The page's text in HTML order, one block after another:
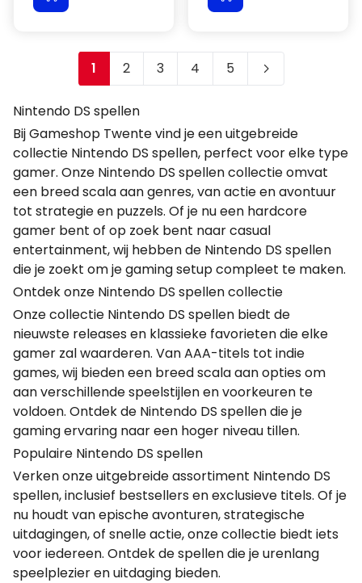
Je leest momenteel pagina
1 Pagina
2 Pagina
3 Pagina
4 Pagina
5
Nintendo DS spellen
Bij Gameshop Twente vind je een uitgebreide
collectie Nintendo DS spellen, perfect voor elke type
gamer. Onze Nintendo DS spellen collectie omvat
een breed scala aan genres, van actie en avontuur
tot strategie en puzzels. Of je nu een hardcore
gamer bent of op zoek bent naar casual
entertainment, wij hebben de Nintendo DS spellen
die je zoekt om je gaming setup compleet te maken.
Ontdek onze Nintendo DS spellen collectie
Onze collectie Nintendo DS spellen biedt de
nieuwste releases en klassieke favorieten die elke
gamer zal waarderen. Van AAA-titels tot indie
games, wij bieden een breed scala aan opties om
aan verschillende speelstijlen en voorkeuren te
voldoen. Ontdek de Nintendo DS spellen die je
gaming ervaring naar een hoger niveau tillen.
Populaire Nintendo DS spellen
Verken onze uitgebreide assortiment Nintendo DS
spellen, inclusief bestsellers en exclusieve titels. Of je
nu houdt van epische avonturen, strategische
uitdagingen, of snelle actie, onze collectie biedt iets
voor iedereen. Ontdek de spellen die je urenlang
speelplezier en uitdaging bieden.